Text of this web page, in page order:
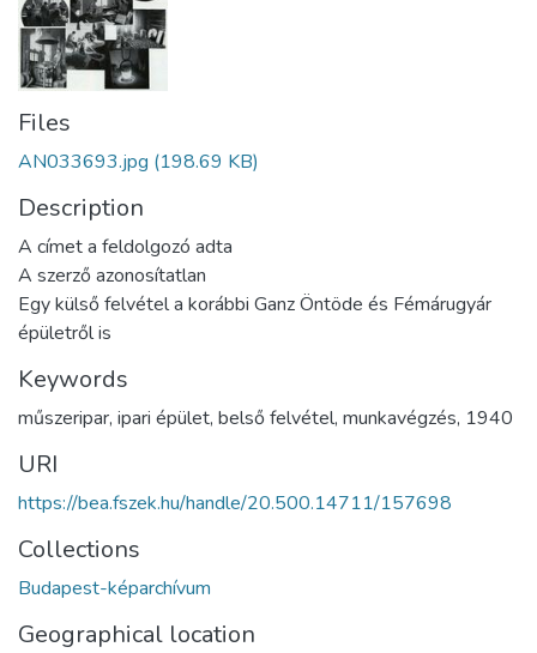
Files
AN033693.jpg (198.69 KB)
Description
A címet a feldolgozó adta
A szerző azonosítatlan
Egy külső felvétel a korábbi Ganz Öntöde és Fémárugyár
épületről is
Keywords
műszeripar, ipari épület, belső felvétel, munkavégzés, 1940
URI
https://bea.fszek.hu/handle/20.500.14711/157698
Collections
Budapest-képarchívum
Geographical location